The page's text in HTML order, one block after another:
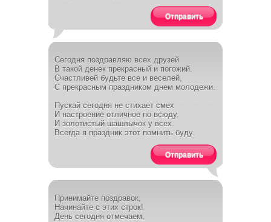
Отправить
Сегодня поздравляю всех друзей
В такой денек прекрасный и погожий.
Счастливей будьте все и веселей,
С прекрасным праздником днем молодежи.
Пускай сегодня не стихает смех
И настроение отличное по всюду.
И золотистый шашлычок у всех.
Всегда я праздник этот помнить буду.
Отправить
Принимайте поздравок,
Начинайте с этих строк!
День сегодня отмечаем,